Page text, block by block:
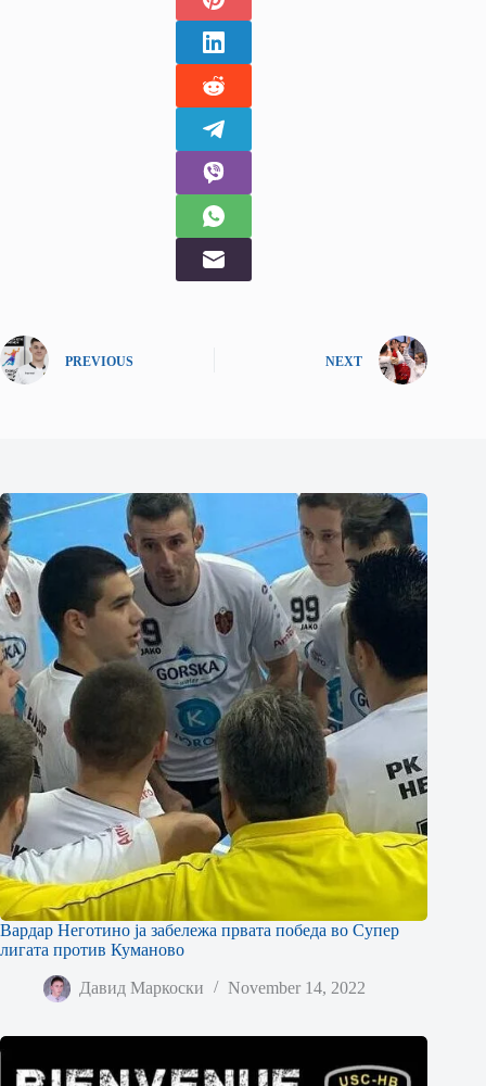
PREVIOUS NEXT
Вардар Неготино ја забележа првата победа во Супер
лигата против Куманово
Давид Маркоски November 14, 2022